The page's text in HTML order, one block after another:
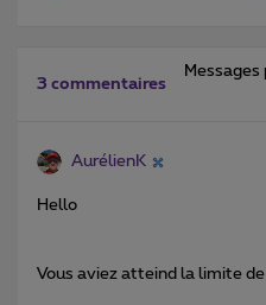
3 commentaires
AurélienK
Hello
Vous aviez atteind la limite